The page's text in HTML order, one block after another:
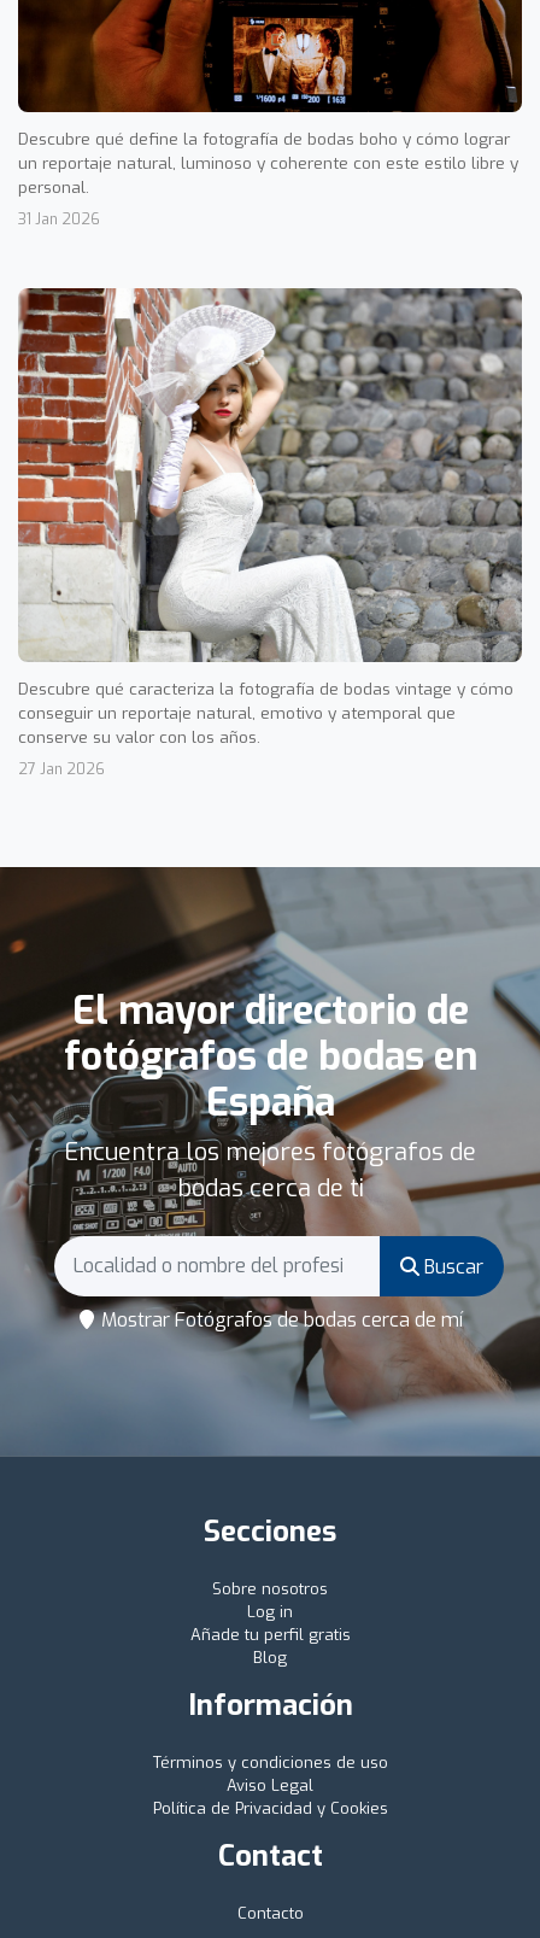
Descubre qué define la fotografía de bodas boho y cómo lograr
un reportaje natural, luminoso y coherente con este estilo libre y
personal.
31 Jan 2026
Descubre qué caracteriza la fotografía de bodas vintage y cómo
conseguir un reportaje natural, emotivo y atemporal que
conserve su valor con los años.
27 Jan 2026
El mayor directorio de
fotógrafos de bodas en
España
Encuentra los mejores fotógrafos de
bodas cerca de ti
Buscar
Mostrar Fotógrafos de bodas cerca de mí
Secciones
Sobre nosotros
Log in
Añade tu perfil gratis
Blog
Información
Términos y condiciones de uso
Aviso Legal
Política de Privacidad y Cookies
Contact
Contacto